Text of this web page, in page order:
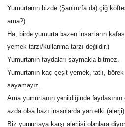
Yumurtanın bizde (Şanlıurfa da) çiğ
ama?)
Ha, birde yumurta bazen insanların
yemek tarzı/kullanma tarzı değildir.)
Yumurtanın faydaları saymakla bitmez.
Yumurtanın kaç çeşit yemek, tatlı, börek
sayamayız.
Ama yumurtanın yenildiğinde
azda olsa bazı insanlarda yan etki (alerji)
Biz yumurtaya karşı alerjisi olanlara